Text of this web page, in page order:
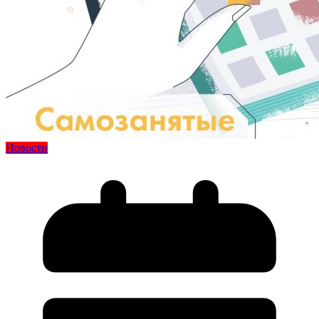
Новости